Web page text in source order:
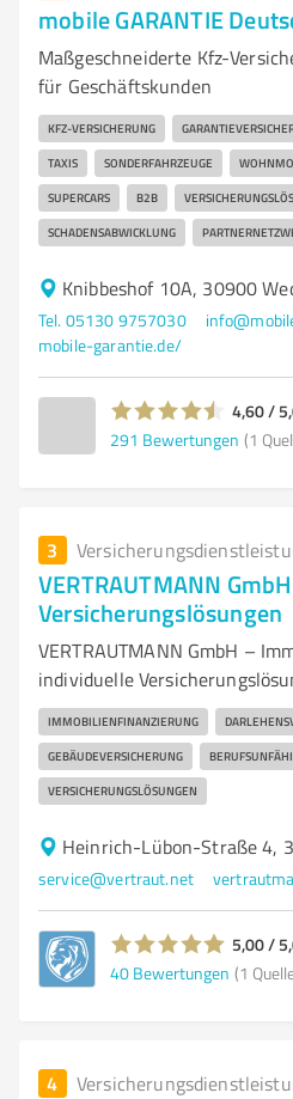
mobile GARANTIE
Maßgeschneiderte Kfz-
für Geschäftskunden
KFZ-VERSICHERUNG
TAXIS SONDERFAHRZEUGE
SUPERCARS B2B
SCHADENSABWICKLUNG
Knibbeshof 10A, 30900
Tel. 05130 9757030
mobile-garantie.de/
4,60 /
291 Bewertungen (1
3
VERTRAUTMANN
Versicherungslösungen
VERTRAUTMANN GmbH –
individuelle
IMMOBILIENFINANZIERUNG
GEBÄUDEVERSICHERUNG
VERSICHERUNGSLÖSUNGEN
Heinrich-Lübon-Straße 4,
service@vertraut.net
5,00 /
40 Bewertungen (1
4